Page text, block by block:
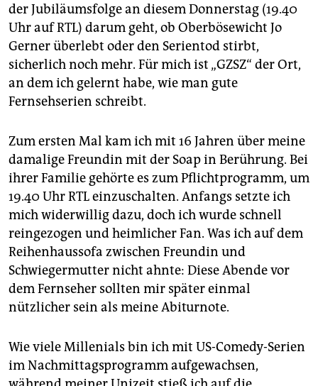
der Jubiläumsfolge an diesem Donnerstag (19.40
Uhr auf RTL) darum geht, ob Oberbösewicht Jo
Gerner überlebt oder den Serientod stirbt,
sicherlich noch mehr. Für mich ist „GZSZ“ der Ort,
an dem ich gelernt habe, wie man gute
Fernsehserien schreibt.
Zum ersten Mal kam ich mit 16 Jahren über meine
damalige Freundin mit der Soap in Berührung. Bei
ihrer Familie gehörte es zum Pflichtprogramm, um
19.40 Uhr RTL einzuschalten. Anfangs setzte ich
mich widerwillig dazu, doch ich wurde schnell
reingezogen und heimlicher Fan. Was ich auf dem
Reihenhaussofa zwischen Freundin und
Schwiegermutter nicht ahnte: Diese Abende vor
dem Fernseher sollten mir später einmal
nützlicher sein als meine Abiturnote.
Wie viele Millenials bin ich mit US-Comedy-Serien
im Nachmittagsprogramm aufgewachsen,